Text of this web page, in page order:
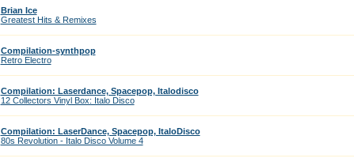
Brian Ice
Greatest Hits & Remixes
Compilation-synthpop
Retro Electro
Compilation: Laserdance, Spacepop, Italodisco
12 Collectors Vinyl Box: Italo Disco
Compilation: LaserDance, Spacepop, ItaloDisco
80s Revolution - Italo Disco Volume 4